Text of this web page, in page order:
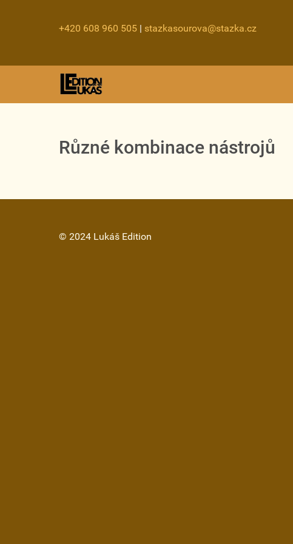
+420 608 960 505 | stazkasourova@stazka.cz
Různé kombinace nástrojů
© 2024 Lukáš Edition